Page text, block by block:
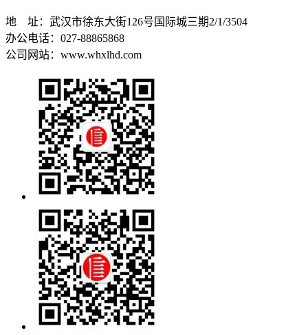
地 址：武汉市徐东大街126号国际城三期2/1/3504
办公电话：027-88865868
公司网站：www.whxlhd.com